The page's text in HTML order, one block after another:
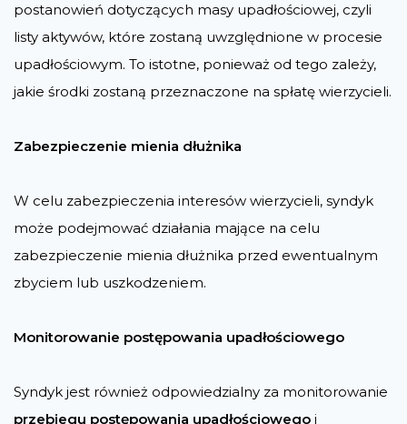
postanowień dotyczących masy upadłościowej, czyli
listy aktywów, które zostaną uwzględnione w procesie
upadłościowym. To istotne, ponieważ od tego zależy,
jakie środki zostaną przeznaczone na spłatę wierzycieli.
Zabezpieczenie mienia dłużnika
W celu zabezpieczenia interesów wierzycieli, syndyk
może podejmować działania mające na celu
zabezpieczenie mienia dłużnika przed ewentualnym
zbyciem lub uszkodzeniem.
Monitorowanie postępowania upadłościowego
Syndyk jest również odpowiedzialny za monitorowanie
przebiegu postępowania upadłościowego i